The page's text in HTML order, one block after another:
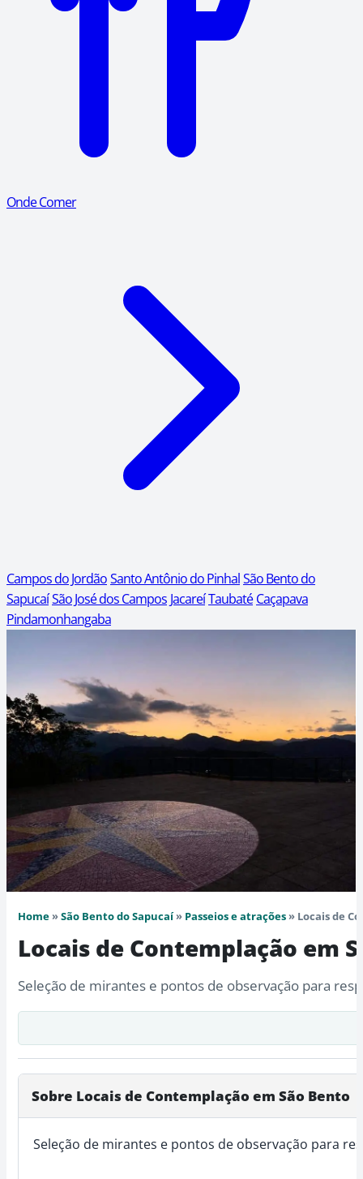
Onde Comer
Campos do JordãoSanto Antônio do PinhalSão Bento do
SapucaíSão José dos Campos JacareíTaubaté Caçapava
Pindamonhangaba
Home»São Bento do Sapucaí» Passeios e atrações» Locais de
Locais de Contemplação em
Seleção de mirantes e pontos de observação para
Sobre Locais de Contemplação em São Bento
Seleção de mirantes e pontos de observação para